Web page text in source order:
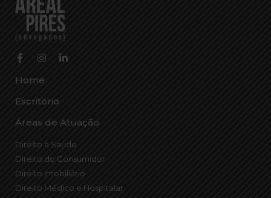
Home
Escritório
Áreas de Atuação
Direito à Saúde
Direito do Consumidor
Direito Imobiliário
Direito Médico e Hospitalar